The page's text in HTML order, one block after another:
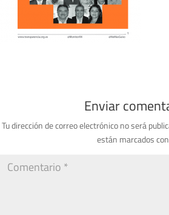
Enviar
Tu dirección de correo electrónico no será
están marcados con